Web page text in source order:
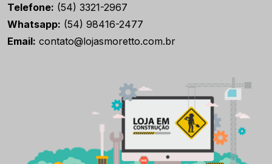
Telefone: (54) 3321-2967
Whatsapp: (54) 98416-2477
Email: contato@lojasmoretto.com.br